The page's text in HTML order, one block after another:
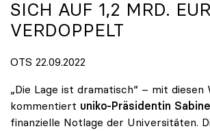
SICH AUF 1,2 MRD.
VERDOPPELT
OTS 22.09.2022
„Die Lage ist dramatisch“ – mit diesen
kommentiert uniko-Präsidentin
finanzielle Notlage der Universitäten.